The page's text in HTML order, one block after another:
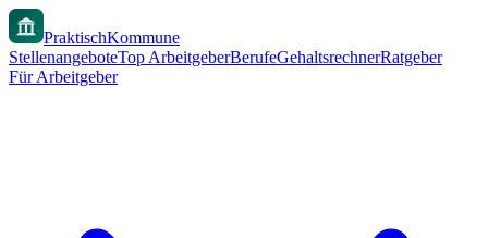
PraktischKommune
StellenangeboteTop ArbeitgeberBerufeGehaltsrechnerRatgeber
Für Arbeitgeber